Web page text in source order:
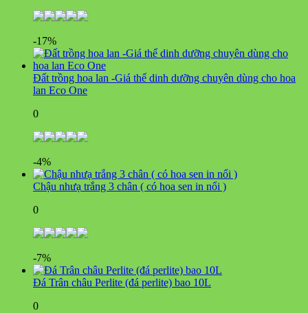
-17%
Đất trồng hoa lan -Giá thể dinh dưỡng chuyên dùng cho hoa
lan Eco One
0
-4%
Chậu nhưạ trắng 3 chân ( có hoa sen in nổi )
0
-7%
Đá Trân châu Perlite (đá perlite) bao 10L
0